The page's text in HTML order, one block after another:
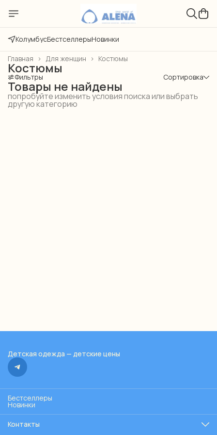
КолумбусБестселлерыНовинки
Костюмы
Для женщин ›
Главная ›
Костюмы
Фильтры Сортировка
Товары не найдены
попробуйте изменить условия поиска или выбрать
другую категорию
Детская одежда — детские цены
Бестселлеры
Новинки
Контакты